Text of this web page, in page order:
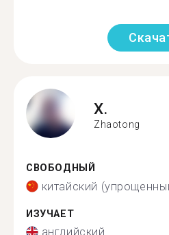
X.
Zhaotong
СВОБОДНЫЙ
китайский
ИЗУЧАЕТ
английский